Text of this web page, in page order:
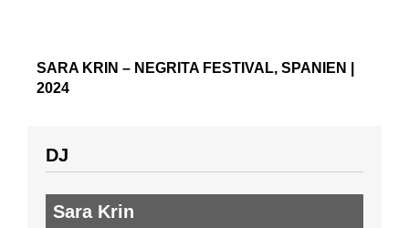
SARA KRIN – NEGRITA FESTIVAL, SPANIEN |
2024
DJ
Sara Krin